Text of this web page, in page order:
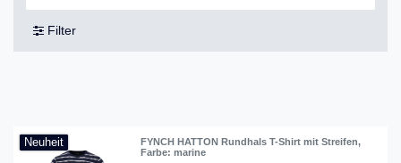
Filter
Neuheit FYNCH HATTON Rundhals T-Shirt mit Streifen,
Farbe: marine